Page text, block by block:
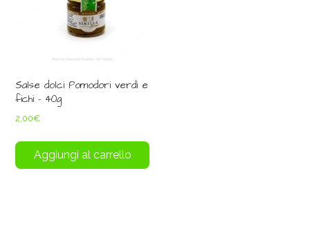
Salse dolci Pomodori verdi e
fichi – 40g
2,00€
Aggiungi al carrello